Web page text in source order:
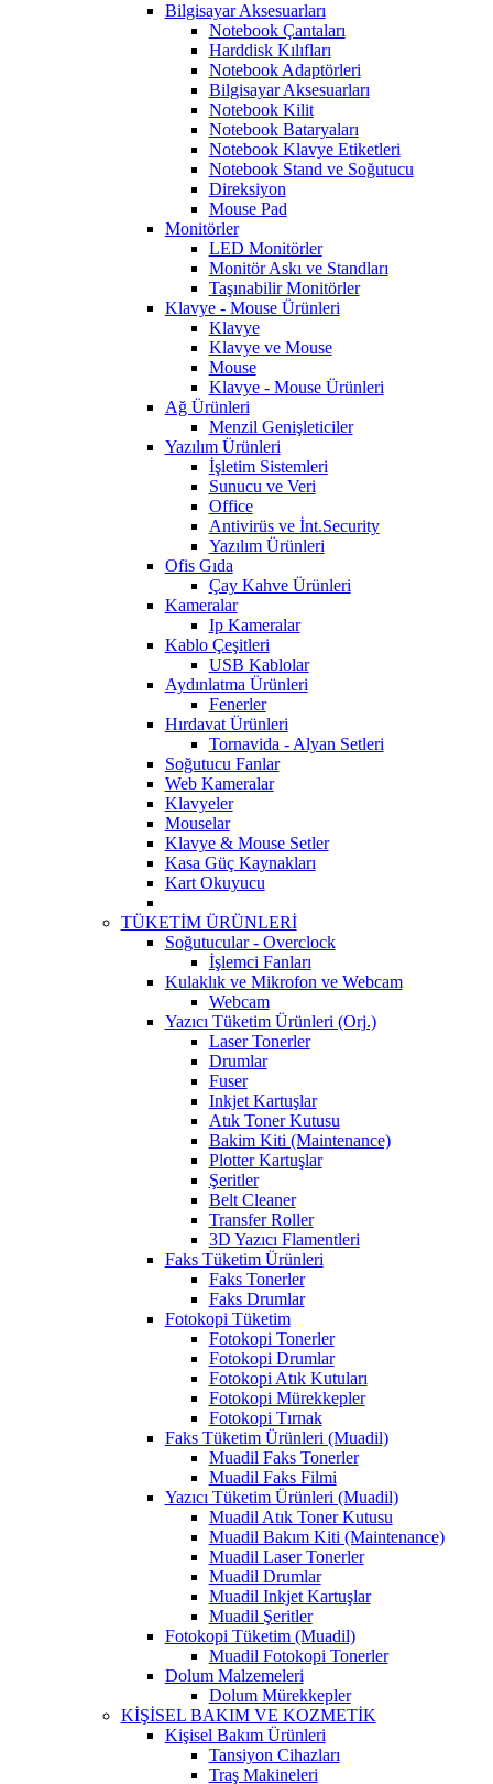
Bilgisayar Aksesuarları
Notebook Çantaları
Harddisk Kılıfları
Notebook Adaptörleri
Bilgisayar Aksesuarları
Notebook Kilit
Notebook Bataryaları
Notebook Klavye Etiketleri
Notebook Stand ve Soğutucu
Direksiyon
Mouse Pad
Monitörler
LED Monitörler
Monitör Askı ve Standları
Taşınabilir Monitörler
Klavye - Mouse Ürünleri
Klavye
Klavye ve Mouse
Mouse
Klavye - Mouse Ürünleri
Ağ Ürünleri
Menzil Genişleticiler
Yazılım Ürünleri
İşletim Sistemleri
Sunucu ve Veri
Office
Antivirüs ve İnt.Security
Yazılım Ürünleri
Ofis Gıda
Çay Kahve Ürünleri
Kameralar
Ip Kameralar
Kablo Çeşitleri
USB Kablolar
Aydınlatma Ürünleri
Fenerler
Hırdavat Ürünleri
Tornavida - Alyan Setleri
Soğutucu Fanlar
Web Kameralar
Klavyeler
Mouselar
Klavye & Mouse Setler
Kasa Güç Kaynakları
Kart Okuyucu
TÜKETİM ÜRÜNLERİ
Soğutucular - Overclock
İşlemci Fanları
Kulaklık ve Mikrofon ve Webcam
Webcam
Yazıcı Tüketim Ürünleri (Orj.)
Laser Tonerler
Drumlar
Fuser
Inkjet Kartuşlar
Atık Toner Kutusu
Bakim Kiti (Maintenance)
Plotter Kartuşlar
Şeritler
Belt Cleaner
Transfer Roller
3D Yazıcı Flamentleri
Faks Tüketim Ürünleri
Faks Tonerler
Faks Drumlar
Fotokopi Tüketim
Fotokopi Tonerler
Fotokopi Drumlar
Fotokopi Atık Kutuları
Fotokopi Mürekkepler
Fotokopi Tırnak
Faks Tüketim Ürünleri (Muadil)
Muadil Faks Tonerler
Muadil Faks Filmi
Yazıcı Tüketim Ürünleri (Muadil)
Muadil Atık Toner Kutusu
Muadil Bakım Kiti (Maintenance)
Muadil Laser Tonerler
Muadil Drumlar
Muadil Inkjet Kartuşlar
Muadil Şeritler
Fotokopi Tüketim (Muadil)
Muadil Fotokopi Tonerler
Dolum Malzemeleri
Dolum Mürekkepler
KİŞİSEL BAKIM VE KOZMETİK
Kişisel Bakım Ürünleri
Tansiyon Cihazları
Traş Makineleri